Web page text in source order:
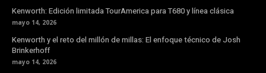
Kenworth: Edición limitada TourAmerica para T680 y línea clásica
mayo 14, 2026
Kenworth y el reto del millón de millas: El enfoque técnico de Josh
Brinkerhoff
mayo 14, 2026